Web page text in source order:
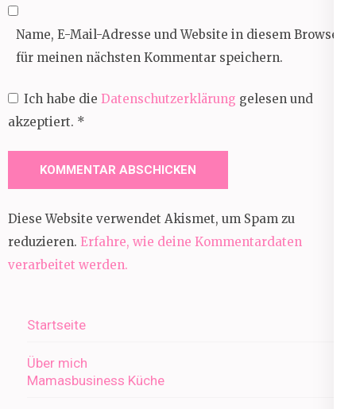
Name, E-Mail-Adresse und Website in diesem Browser
für meinen nächsten Kommentar speichern.
Ich habe die Datenschutzerklärung gelesen und
akzeptiert. *
Diese Website verwendet Akismet, um Spam zu
reduzieren. Erfahre, wie deine Kommentardaten
verarbeitet werden.
Startseite
Über mich
Mamasbusiness Küche